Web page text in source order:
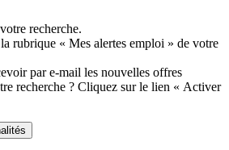
recherche.
rubrique « Mes alertes emploi » de votre
par e-mail les nouvelles offres
recherche ? Cliquez sur le lien « Activer